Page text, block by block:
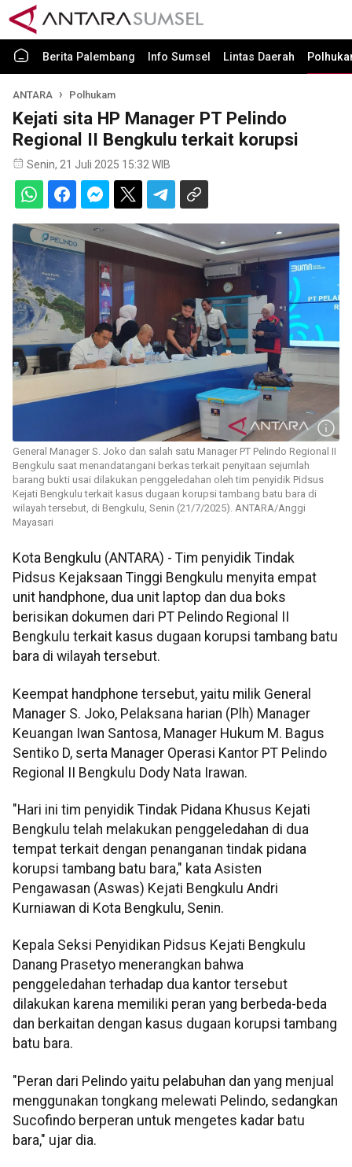
Berita Palembang Info Sumsel Lintas Daerah
ANTARA Polhukam
Kejati sita HP Manager PT Pelindo
Regional II Bengkulu terkait korupsi
Senin, 21 Juli 2025 15:32 WIB
General Manager S. Joko dan salah satu Manager PT Pelindo Regional II
Bengkulu saat menandatangani berkas terkait penyitaan sejumlah
barang bukti usai dilakukan penggeledahan oleh tim penyidik Pidsus
Kejati Bengkulu terkait kasus dugaan korupsi tambang batu bara di
wilayah tersebut, di Bengkulu, Senin (21/7/2025). ANTARA/Anggi
Mayasari
Kota Bengkulu (ANTARA) - Tim penyidik Tindak
Pidsus Kejaksaan Tinggi Bengkulu menyita empat
unit handphone, dua unit laptop dan dua boks
berisikan dokumen dari PT Pelindo Regional II
Bengkulu terkait kasus dugaan korupsi tambang batu
bara di wilayah tersebut.
Keempat handphone tersebut, yaitu milik General
Manager S. Joko, Pelaksana harian (Plh) Manager
Keuangan Iwan Santosa, Manager Hukum M. Bagus
Sentiko D, serta Manager Operasi Kantor PT Pelindo
Regional II Bengkulu Dody Nata Irawan.
"Hari ini tim penyidik Tindak Pidana Khusus Kejati
Bengkulu telah melakukan penggeledahan di dua
tempat terkait dengan penanganan tindak pidana
korupsi tambang batu bara," kata Asisten
Pengawasan (Aswas) Kejati Bengkulu Andri
Kurniawan di Kota Bengkulu, Senin.
Kepala Seksi Penyidikan Pidsus Kejati Bengkulu
Danang Prasetyo menerangkan bahwa
penggeledahan terhadap dua kantor tersebut
dilakukan karena memiliki peran yang berbeda-beda
dan berkaitan dengan kasus dugaan korupsi tambang
batu bara.
"Peran dari Pelindo yaitu pelabuhan dan yang menjual
menggunakan tongkang melewati Pelindo, sedangkan
Sucofindo berperan untuk mengetes kadar batu
bara," ujar dia.